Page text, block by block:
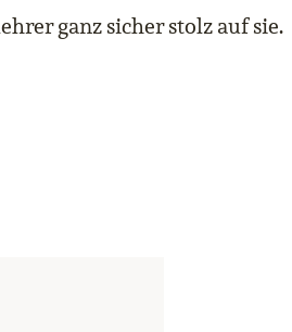
ganz sicher stolz auf sie.